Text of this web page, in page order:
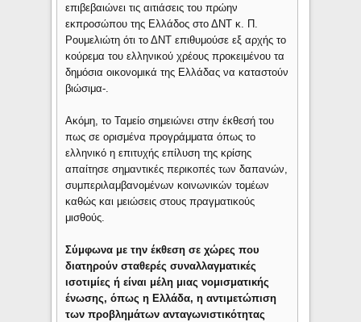
επιβεβαιώνει τις αιτιάσεις του πρώην
εκπροσώπου της Ελλάδος στο ΔΝΤ κ. Π.
Ρουμελιώτη ότι το ΔΝΤ επιθυμούσε εξ αρχής το
κούρεμα του ελληνικού χρέους προκειμένου τα
δημόσια οικονομικά της Ελλάδας να καταστούν
βιώσιμα-.
Ακόμη, το Ταμείο σημειώνει στην έκθεσή του
πως σε ορισμένα προγράμματα όπως το
ελληνικό η επιτυχής επίλυση της κρίσης
απαίτησε σημαντικές περικοπές των δαπανών,
συμπεριλαμβανομένων κοινωνικών τομέων
καθώς και μειώσεις στους πραγματικούς
μισθούς.
Σύμφωνα με την έκθεση σε χώρες που
διατηρούν σταθερές συναλλαγματικές
ισοτιμίες ή είναι μέλη μιας νομισματικής
ένωσης, όπως η Ελλάδα, η αντιμετώπιση
των προβλημάτων ανταγωνιστικότητας